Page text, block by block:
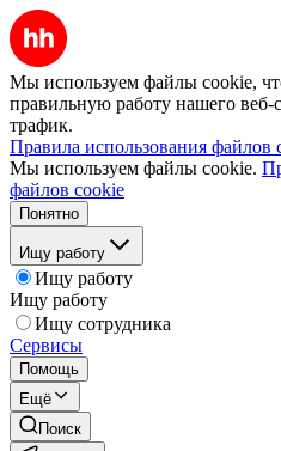
Мы используем файлы cookie,
правильную работу нашего веб-
трафик.
Правила использования файлов
Мы используем файлы cookie.
файлов cookie
Понятно
Ищу работу
Ищу работу
Ищу работу
Ищу сотрудника
Сервисы
Помощь
Ещё
Поиск